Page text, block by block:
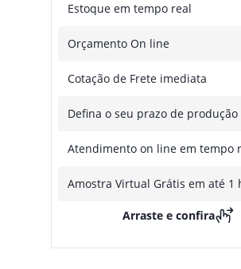
Estoque em tempo real
Orçamento On line
Cotação de Frete imediata
Defina o seu prazo de produção
Atendimento on line em tempo
Amostra Virtual Grátis em até 1
Arraste e confira